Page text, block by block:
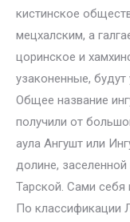
кистинское
мецхалским, а
цоринское и
узаконенные,
Общее название
получили от
аула Ангушт или
долине,
Тарской. Сами себя
По классификации